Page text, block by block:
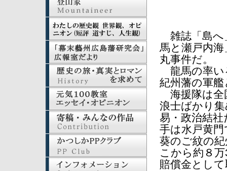
雑誌「島へ
馬と瀬戸内
丸事件だ。
龍馬の率い
紀州藩の軍
海援隊は全
浪士ばかり
易・政治結
手は水戸黄
葵のご紋の
こから約８
賠償金とし